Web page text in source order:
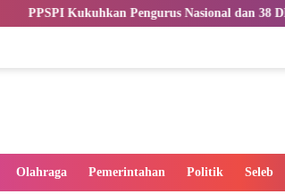
Nasional dan 38 DPW, Perkuat
Olahraga Pemerintahan Politik Seleb